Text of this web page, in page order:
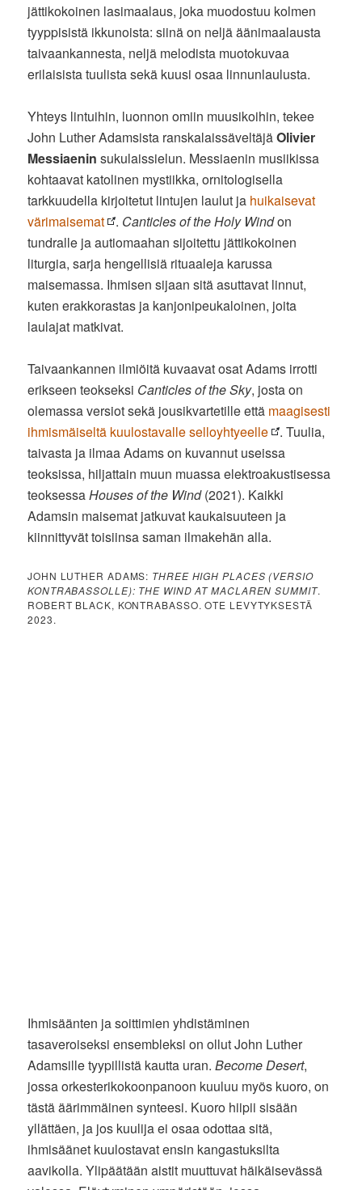
jättikokoinen lasimaalaus, joka muodostuu kolmen
tyyppisistä ikkunoista: siinä on neljä äänimaalausta
taivaankannesta, neljä melodista muotokuvaa
erilaisista tuulista sekä kuusi osaa linnunlaulusta.
Yhteys lintuihin, luonnon omiin muusikoihin, tekee
John Luther Adamsista ranskalaissäveltäjäOlivier
Messiaeninsukulaissielun. Messiaenin musiikissa
kohtaavat katolinen mystiikka, ornitologisella
tarkkuudella kirjoitetut lintujen laulut ja huikaisevat
värimaisemat
. Canticles of the Holy Windon
tundralle ja autiomaahan sijoitettu jättikokoinen
liturgia, sarja hengellisiä rituaaleja karussa
maisemassa. Ihmisen sijaan sitä asuttavat linnut,
kuten erakkorastas ja kanjonipeukaloinen, joita
laulajat matkivat.
Taivaankannen ilmiöitä kuvaavat osat Adams irrotti
erikseen teokseksi Canticles of the Sky, josta on
olemassa versiot sekä jousikvartetille että maagisesti
ihmismäiseltä kuulostavalle selloyhtyeelle
. Tuulia,
taivasta ja ilmaa Adams on kuvannut useissa
teoksissa, hiljattain muun muassa elektroakustisessa
teoksessaHouses of the Wind(2021). Kaikki
Adamsin maisemat jatkuvat kaukaisuuteen ja
kiinnittyvät toisiinsa saman ilmakehän alla.
JOHN LUTHER ADAMS: THREE HIGH PLACES (VERSIO
KONTRABASSOLLE): THE WIND AT MACLAREN SUMMIT.
ROBERT BLACK, KONTRABASSO. OTE LEVYTYKSESTÄ
2023.
Ihmisäänten ja soittimien yhdistäminen
tasaveroiseksi ensembleksi on ollut John Luther
Adamsille tyypillistä kautta uran.Become Desert,
jossa orkesterikokoonpanoon kuuluu myös kuoro, on
tästä äärimmäinen synteesi. Kuoro hiipii sisään
yllättäen, ja jos kuulija ei osaa odottaa sitä,
ihmisäänet kuulostavat ensin kangastuksilta
aavikolla. Ylipäätään aistit muuttuvat häikäisevässä